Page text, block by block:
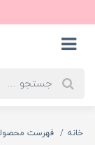
خانه فهرست